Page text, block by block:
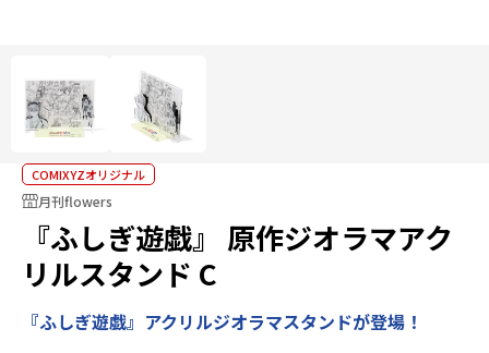
COMIXYZオリジナル
月刊flowers
『ふしぎ遊戯』 原作ジオラマアク
リルスタンド C
『ふしぎ遊戯』アクリルジオラマスタンドが登場！